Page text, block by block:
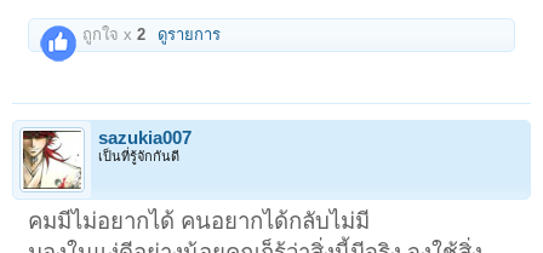
ถูกใจ x2 ดูรายการ
sazukia007
เป็นที่รู้จักกันดี
คมมีไม่อยากได้ คนอยากได้กลับไม่มี